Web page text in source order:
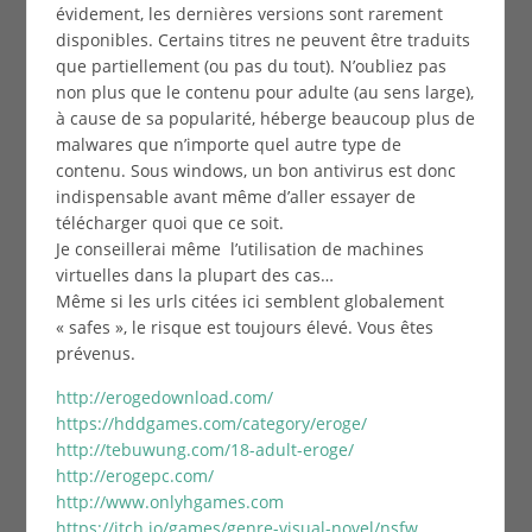
évidement, les dernières versions sont rarement
disponibles. Certains titres ne peuvent être traduits
que partiellement (ou pas du tout). N’oubliez pas
non plus que le contenu pour adulte (au sens large),
à cause de sa popularité, héberge beaucoup plus de
malwares que n’importe quel autre type de
contenu. Sous windows, un bon antivirus est donc
indispensable avant même d’aller essayer de
télécharger quoi que ce soit.
Je conseillerai même l’utilisation de machines
virtuelles dans la plupart des cas…
Même si les urls citées ici semblent globalement
« safes », le risque est toujours élevé. Vous êtes
prévenus.
http://erogedownload.com/
https://hddgames.com/category/eroge/
http://tebuwung.com/18-adult-eroge/
http://erogepc.com/
http://www.onlyhgames.com